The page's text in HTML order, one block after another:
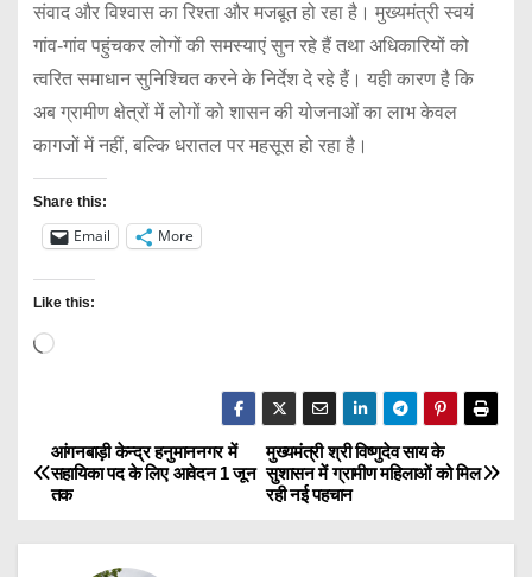
संवाद और विश्वास का रिश्ता और मजबूत हो रहा है। मुख्यमंत्री स्वयं
गांव-गांव पहुंचकर लोगों की समस्याएं सुन रहे हैं तथा अधिकारियों को
त्वरित समाधान सुनिश्चित करने के निर्देश दे रहे हैं। यही कारण है कि
अब ग्रामीण क्षेत्रों में लोगों को शासन की योजनाओं का लाभ केवल
कागजों में नहीं, बल्कि धरातल पर महसूस हो रहा है।
Share this:
Email More
Like this:
L
i
n
g
P
मुख्यमंत्री श्री विष्णुदेव साय के
सुशासन में ग्रामीण महिलाओं को मिल
रही नई पहचान
आंगनबाड़ी केन्द्र हनुमाननगर में
सहायिका पद के लिए आवेदन 1 जून
तक